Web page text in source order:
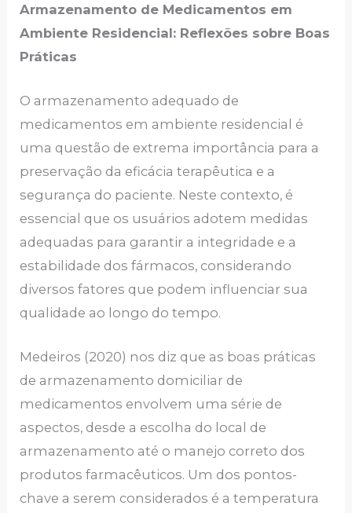
Armazenamento de Medicamentos em
Ambiente Residencial: Reflexões sobre Boas
Práticas
O armazenamento adequado de
medicamentos em ambiente residencial é
uma questão de extrema importância para a
preservação da eficácia terapêutica e a
segurança do paciente. Neste contexto, é
essencial que os usuários adotem medidas
adequadas para garantir a integridade e a
estabilidade dos fármacos, considerando
diversos fatores que podem influenciar sua
qualidade ao longo do tempo.
Medeiros (2020) nos diz que as boas práticas
de armazenamento domiciliar de
medicamentos envolvem uma série de
aspectos, desde a escolha do local de
armazenamento até o manejo correto dos
produtos farmacêuticos. Um dos pontos-
chave a serem considerados é a temperatura